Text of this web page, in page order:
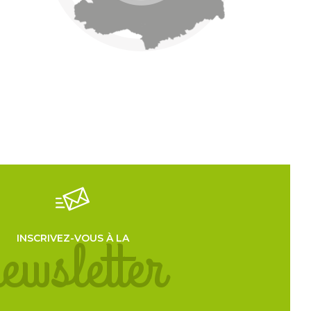
INSCRIVEZ-VOUS À LA